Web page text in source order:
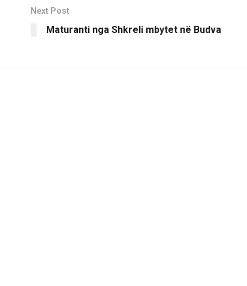
Next Post
Maturanti nga Shkreli mbytet në Budva